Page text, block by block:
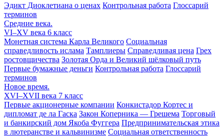
Эдикт Диоклетиана о ценах Контрольная работа Глоссарий
терминов
Средние века.
VI–XV века 6 класс
Монетная система Карла Великого Социальная
справедливость ислама Тамплиеры Справедливая цена Грех
ростовщичества Золотая Орда и Великий шёлковый путь
Первые бумажные деньги Контрольная работа Глоссарий
терминов
Новое время.
XVI–XVII века 7 класс
Первые акционерные компании Конкистадор Кортес и
дипломат де ла Гаска Закон Коперника — Грешема Торговый
и банкирский дом Якоба Фуггера Предпринимательская этика
в лютеранстве и кальвинизме Социальная ответственность